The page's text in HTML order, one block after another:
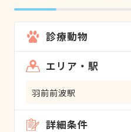
診療動物
エリア・駅
羽前前波駅
詳細条件